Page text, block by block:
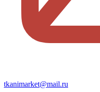
tkanimarket@mail.ru